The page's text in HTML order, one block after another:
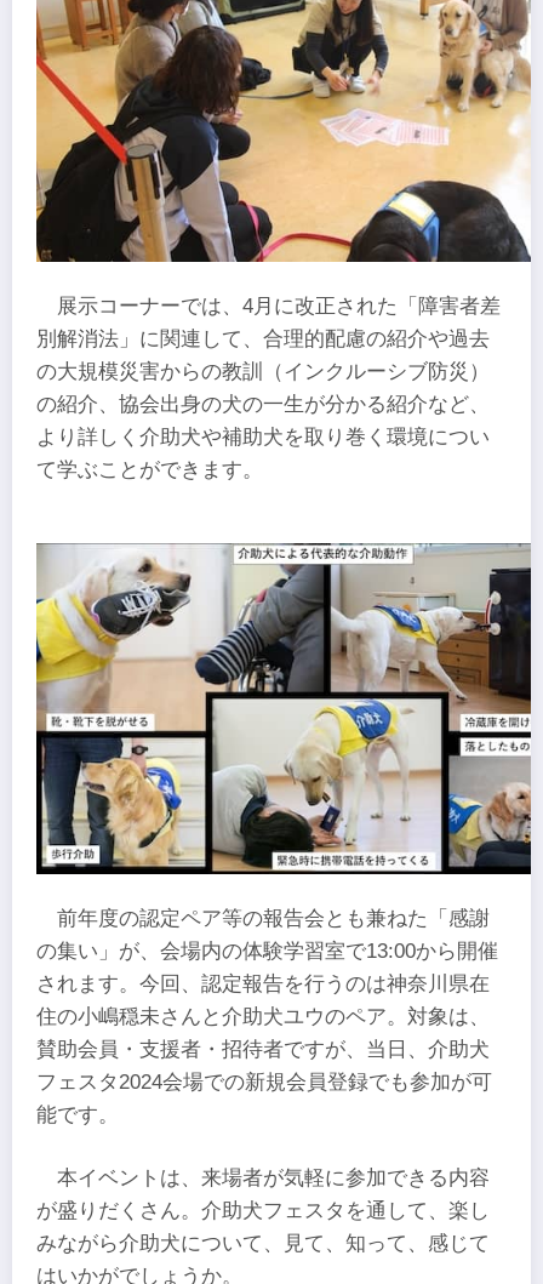
展示コーナーでは、4月に改正された「障害者差
別解消法」に関連して、合理的配慮の紹介や過去
の大規模災害からの教訓（インクルーシブ防災）
の紹介、協会出身の犬の一生が分かる紹介など、
より詳しく介助犬や補助犬を取り巻く環境につい
て学ぶことができます。
前年度の認定ペア等の報告会とも兼ねた「感謝
の集い」が、会場内の体験学習室で13:00から開催
されます。今回、認定報告を行うのは神奈川県在
住の小嶋穏未さんと介助犬ユウのペア。対象は、
賛助会員・支援者・招待者ですが、当日、介助犬
フェスタ2024会場での新規会員登録でも参加が可
能です。
本イベントは、来場者が気軽に参加できる内容
が盛りだくさん。介助犬フェスタを通して、楽し
みながら介助犬について、見て、知って、感じて
はいかがでしょうか。